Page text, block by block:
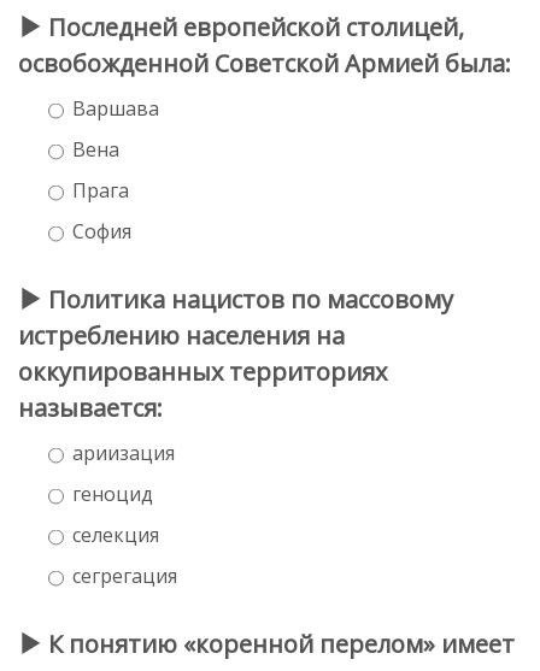
Последней европейской столицей,
освобожденной Советской Армией была:
Варшава
Вена
Прага
София
Политика нацистов по массовому
истреблению населения на
оккупированных территориях
называется:
ариизация
геноцид
селекция
сегрегация
К понятию «коренной перелом» имеет